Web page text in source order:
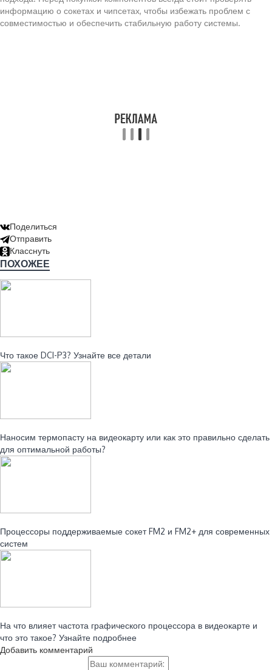
информацию о сокетах и чипсетах, чтобы избежать проблем с
совместимостью и обеспечить стабильную работу системы.
Поделиться
Отправить
Класснуть
ПОХОЖЕЕ
Что такое DCI-P3? Узнайте все детали
Наносим термопасту на видеокарту или как это правильно сделать
для оптимальной работы?
Процессоры поддерживаемые сокет FM2 и FM2+ для современных
систем
На что влияет частота графического процессора в видеокарте и
что это такое? Узнайте подробнее
Добавить комментарий